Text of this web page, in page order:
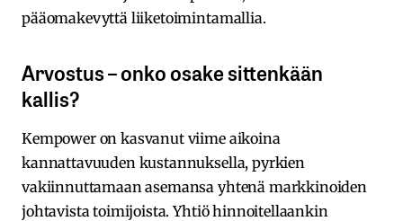
pääomakevyttä liiketoimintamallia.
Arvostus – onko osake sittenkään
kallis?
Kempower on kasvanut viime aikoina
kannattavuuden kustannuksella, pyrkien
vakiinnuttamaan asemansa yhtenä markkinoiden
johtavista toimijoista. Yhtiö hinnoitellaankin